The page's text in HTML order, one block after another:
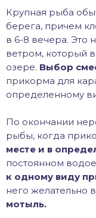
Крупная рыба
берега, причем
в 6-8 вечера. Это
ветром, который
озере. Выбор
прикорма для
определенному
По окончании
рыбы, когда
месте и в
постоянном
к одному виду
него желательно
мотыль.